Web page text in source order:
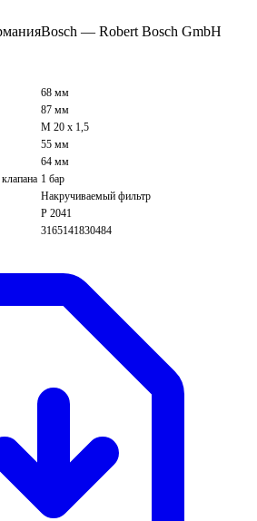
Bosch — Robert Bosch GmbH
68 мм
87 мм
M 20 x 1,5
55 мм
64 мм
1 бар
Накручиваемый фильтр
P 2041
3165141830484